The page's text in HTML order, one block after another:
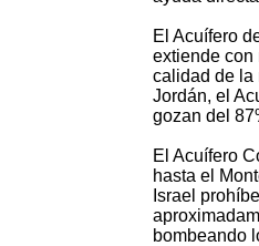
El Acuífero
extiende con
calidad de la
Jordán, el
gozan del
El Acuífero
hasta el
Israel
bombeando